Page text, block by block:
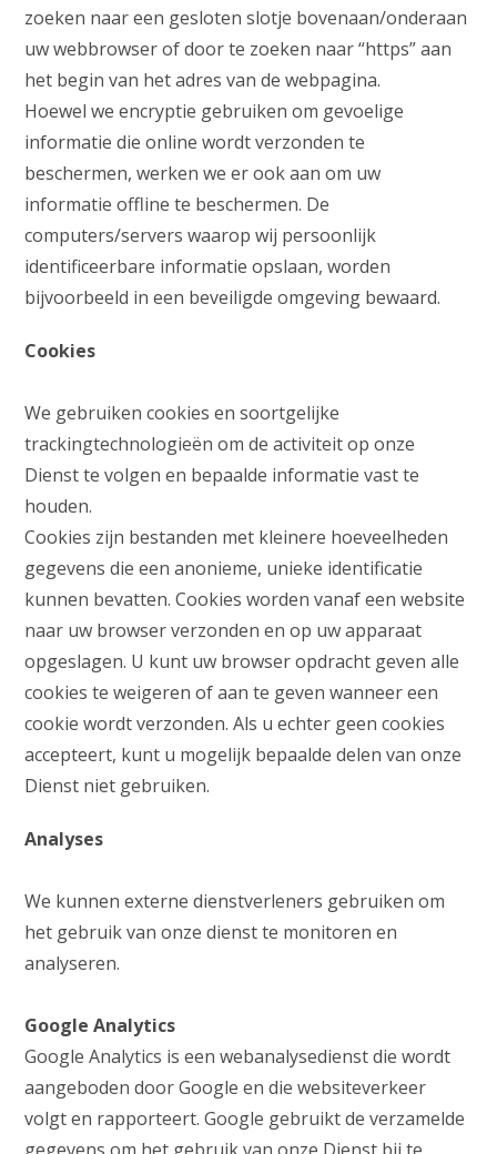
zoeken naar een gesloten slotje bovenaan/onderaan
uw webbrowser of door te zoeken naar “https” aan
het begin van het adres van de webpagina.
Hoewel we encryptie gebruiken om gevoelige
informatie die online wordt verzonden te
beschermen, werken we er ook aan om uw
informatie offline te beschermen. De
computers/servers waarop wij persoonlijk
identificeerbare informatie opslaan, worden
bijvoorbeeld in een beveiligde omgeving bewaard.
Cookies
We gebruiken cookies en soortgelijke
trackingtechnologieën om de activiteit op onze
Dienst te volgen en bepaalde informatie vast te
houden.
Cookies zijn bestanden met kleinere hoeveelheden
gegevens die een anonieme, unieke identificatie
kunnen bevatten. Cookies worden vanaf een website
naar uw browser verzonden en op uw apparaat
opgeslagen. U kunt uw browser opdracht geven alle
cookies te weigeren of aan te geven wanneer een
cookie wordt verzonden. Als u echter geen cookies
accepteert, kunt u mogelijk bepaalde delen van onze
Dienst niet gebruiken.
Analyses
We kunnen externe dienstverleners gebruiken om
het gebruik van onze dienst te monitoren en
analyseren.
Google Analytics
Google Analytics is een webanalysedienst die wordt
aangeboden door Google en die websiteverkeer
volgt en rapporteert. Google gebruikt de verzamelde
gegevens om het gebruik van onze Dienst bij te